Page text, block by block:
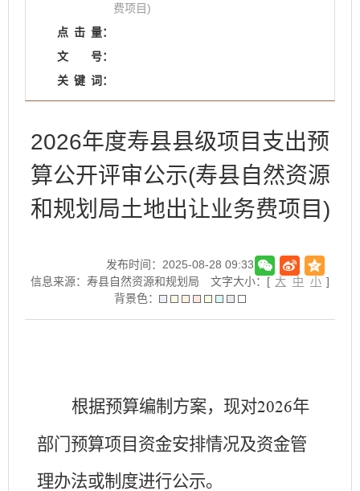
费项目)
点 击 量：
文
号：
关 键 词：
2026年度寿县县级项目支出预
算公开评审公示(寿县自然资源
和规划局土地出让业务费项目)
发布时间：2025-08-28 09:33
信息来源：寿县自然资源和规划局
文字大小：[ 大 中 小 ]
背景色：
根据预算编制方案，现对2026年
部门预算项目资金安排情况及资金管
理办法或制度进行公示。